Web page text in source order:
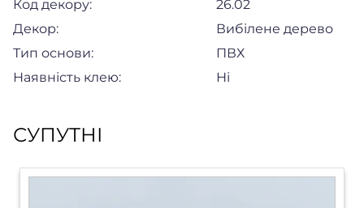
Код декору:
26.02
Декор:
Вибілене дерево
Тип основи:
ПВХ
Наявність клею:
Ні
СУПУТНІ